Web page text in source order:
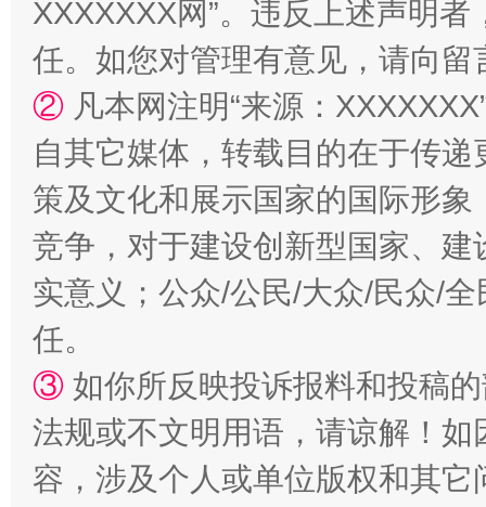
国家大学科技园优化重塑工作
XXXXXXX网”。违反上述声明
任。如您对管理有意见，请向
② 凡本网注明“来源：
自其它媒体，转载目的在于传
策及文化和展示国家的国际形
竞争，对于建设创新型国家、
实意义；公众/公民/大众/民众/
任。
③ 如你所反映投诉报料和投稿
法规或不文明用语，请谅解！
容，涉及个人或单位版权和其它